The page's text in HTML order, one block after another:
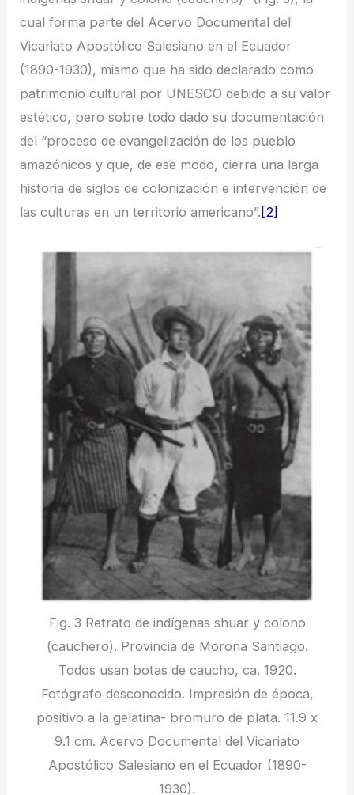
cual forma parte del Acervo Documental del
Vicariato Apostólico Salesiano en el Ecuador
(1890-1930), mismo que ha sido declarado como
patrimonio cultural por UNESCO debido a su valor
estético, pero sobre todo dado su documentación
del “proceso de evangelización de los pueblo
amazónicos y que, de ese modo, cierra una larga
historia de siglos de colonización e intervención de
las culturas en un territorio americano”. [2]
Fig. 3 Retrato de indígenas shuar y colono
(cauchero). Provincia de Morona Santiago.
Todos usan botas de caucho, ca. 1920.
Fotógrafo desconocido. Impresión de época,
positivo a la gelatina- bromuro de plata. 11.9 x
9.1 cm. Acervo Documental del Vicariato
Apostólico Salesiano en el Ecuador (1890-
1930).